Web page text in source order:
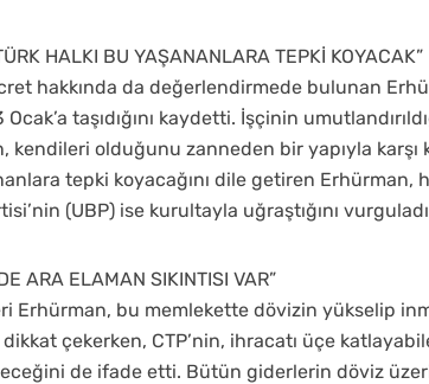
HALKI BU YAŞANANLARA TEPKİ KOYACAK”
hakkında da değerlendirmede bulunan
taşıdığını kaydetti. İşçinin
kendileri olduğunu zanneden bir yapıyla karşı
tepki koyacağını dile getiren Erhürman,
(UBP) ise kurultayla uğraştığını
ARA ELAMAN SIKINTISI VAR”
Erhürman, bu memlekette dövizin yükselip
dikkat çekerken, CTP’nin, ihracatı üçe
de ifade etti. Bütün giderlerin döviz